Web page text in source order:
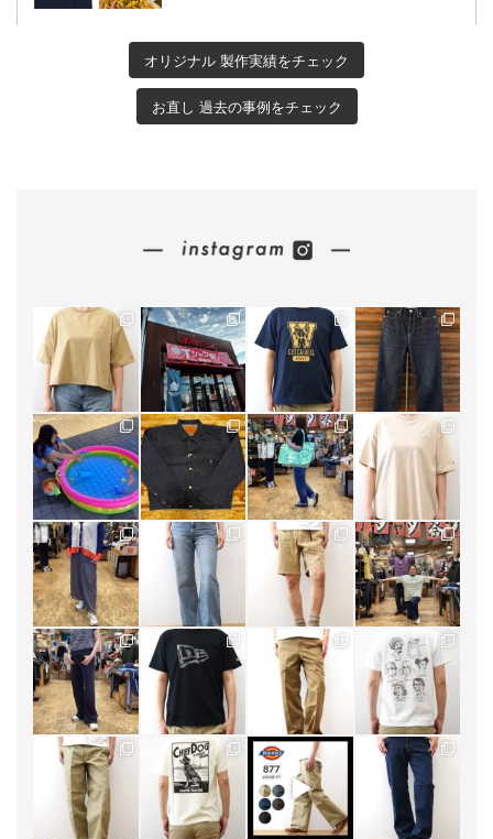
オリジナル 製作実績をチェック
お直し 過去の事例をチェック